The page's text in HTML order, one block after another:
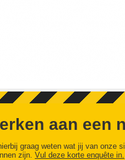
aan een
graag weten wat jij van onze
zijn. Vul deze korte enquête in.